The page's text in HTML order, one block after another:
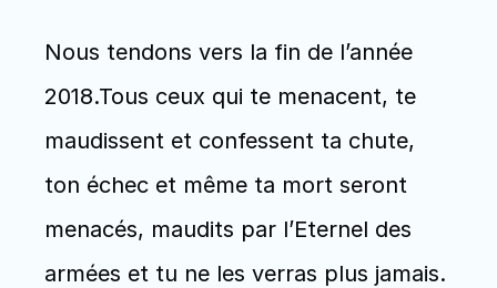
Nous tendons vers la fin de l’année
2018.Tous ceux qui te menacent, te
maudissent et confessent ta chute,
ton échec et même ta mort seront
menacés, maudits par l’Eternel des
armées et tu ne les verras plus jamais.